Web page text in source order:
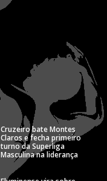
Cruzeiro bate Montes
Claros e fecha primeiro
turno da Superliga
Masculina na liderança